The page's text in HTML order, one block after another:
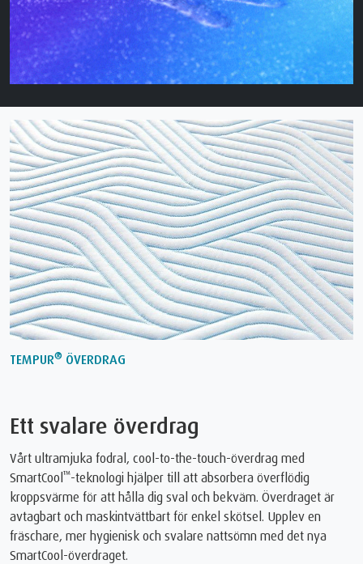
TEMPUR® ÖVERDRAG
Ett svalare överdrag
Vårt ultramjuka fodral, cool-to-the-touch-överdrag med
SmartCool™-teknologi hjälper till att absorbera överflödig
kroppsvärme för att hålla dig sval och bekväm. Överdraget är
avtagbart och maskintvättbart för enkel skötsel. Upplev en
fräschare, mer hygienisk och svalare nattsömn med det nya
SmartCool-överdraget.